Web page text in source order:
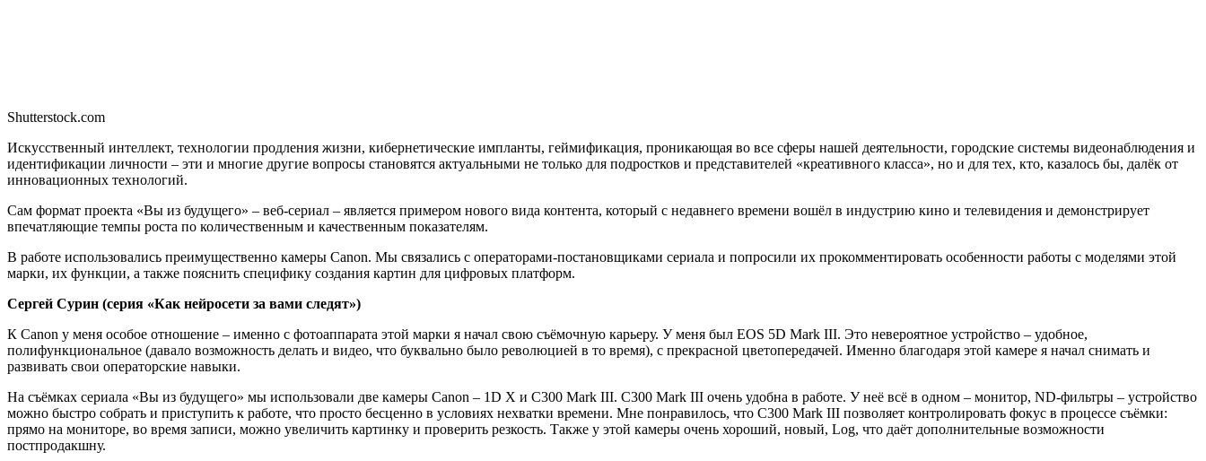
Shutterstock.com
Искусственный интеллект, технологии продления жизни, кибернетические импланты, геймификация, проникающая во все сферы нашей деятельности, городские системы видеонаблюдения и
идентификации личности – эти и многие другие вопросы становятся актуальными не только для подростков и представителей «креативного класса», но и для тех, кто, казалось бы, далёк от
инновационных технологий.
Сам формат проекта «Вы из будущего» – веб-сериал – является примером нового вида контента, который с недавнего времени вошёл в индустрию кино и телевидения и демонстрирует
впечатляющие темпы роста по количественным и качественным показателям.
В работе использовались преимущественно камеры Canon. Мы связались с операторами-постановщиками сериала и попросили их прокомментировать особенности работы с моделями этой
марки, их функции, а также пояснить специфику создания картин для цифровых платформ.
Сергей Сурин (серия «Как нейросети за вами следят»)
К Canon у меня особое отношение – именно с фотоаппарата этой марки я начал свою съёмочную карьеру. У меня был EOS 5D Mark III. Это невероятное устройство – удобное,
полифункциональное (давало возможность делать и видео, что буквально было революцией в то время), с прекрасной цветопередачей. Именно благодаря этой камере я начал снимать и
развивать свои операторские навыки.
На съёмках сериала «Вы из будущего» мы использовали две камеры Canon – 1D X и C300 Mark III. C300 Mark III очень удобна в работе. У неё всё в одном – монитор, ND-фильтры – устройство
можно быстро собрать и приступить к работе, что просто бесценно в условиях нехватки времени. Мне понравилось, что C300 Mark III позволяет контролировать фокус в процессе съёмки:
прямо на мониторе, во время записи, можно увеличить картинку и проверить резкость. Также у этой камеры очень хороший, новый, Log, что даёт дополнительные возможности
постпродакшну.